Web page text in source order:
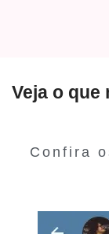
Veja o que
Confira